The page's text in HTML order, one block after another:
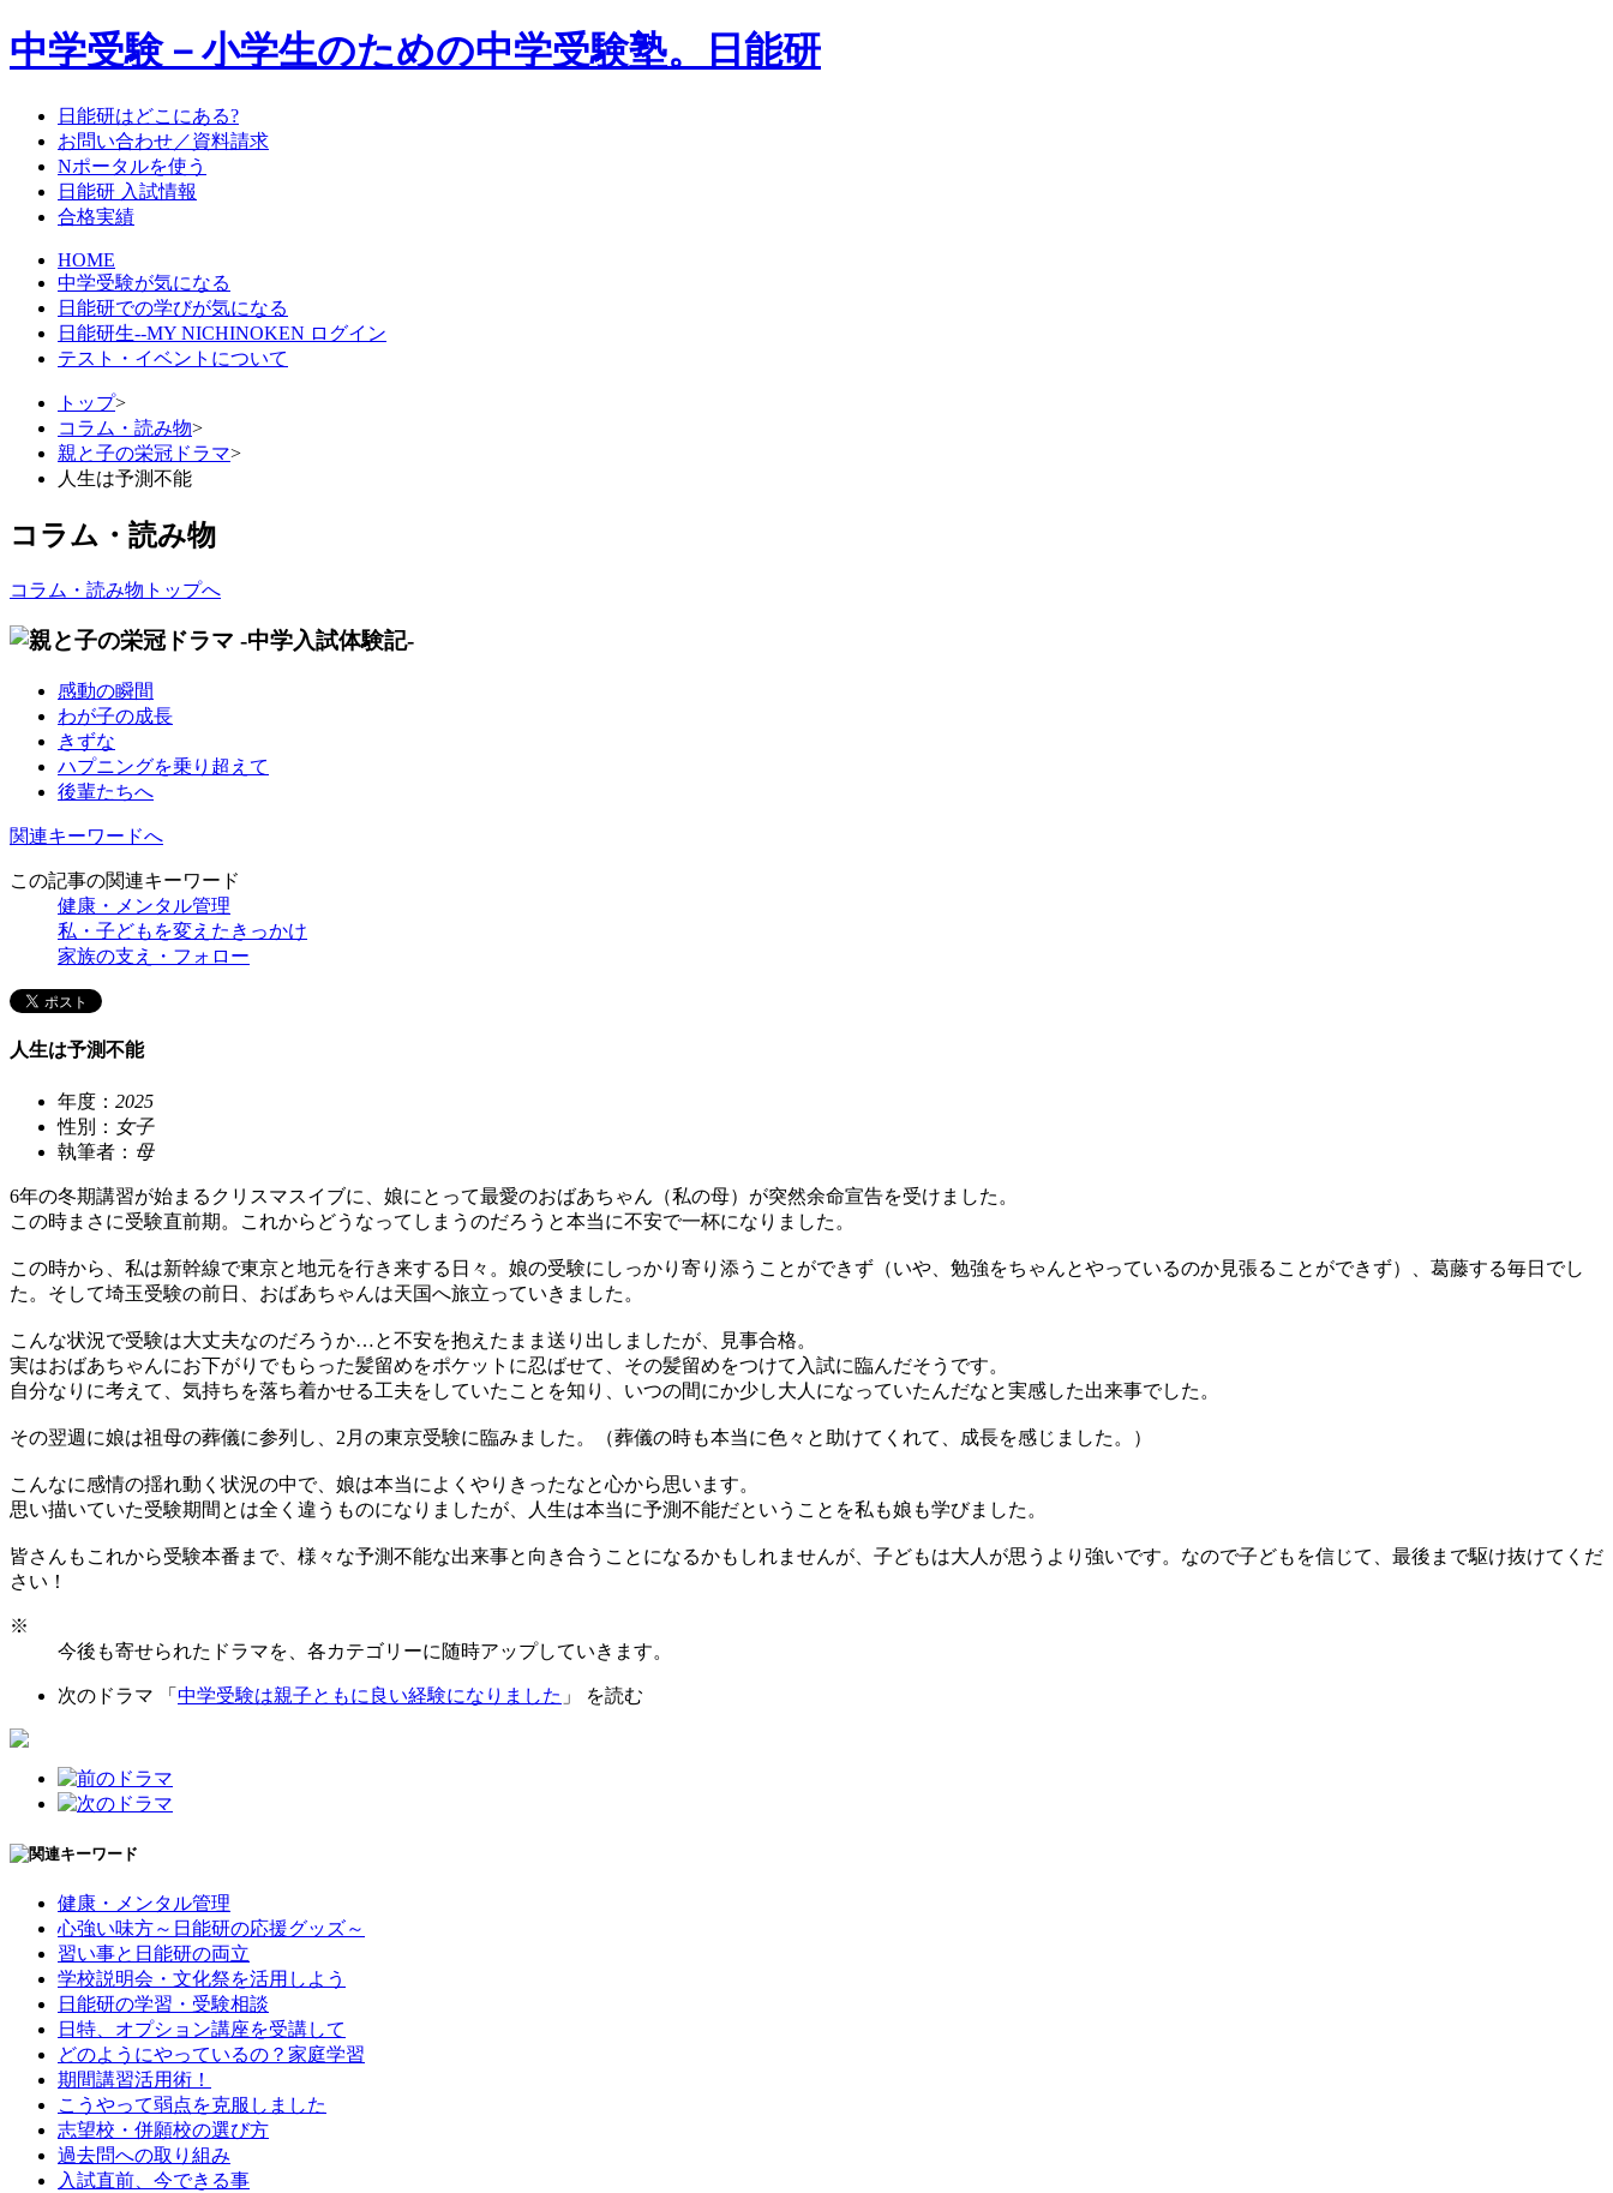
中学受験－小学生のための中学受験塾。日能研
日能研はどこにある?
お問い合わせ／資料請求
Nポータルを使う
日能研 入試情報
合格実績
HOME
中学受験が気になる
日能研での学びが気になる
日能研生--MY NICHINOKEN ログイン
テスト・イベントについて
トップ>
コラム・読み物>
親と子の栄冠ドラマ>
人生は予測不能
コラム・読み物
コラム・読み物トップへ
感動の瞬間
わが子の成長
きずな
ハプニングを乗り超えて
後輩たちへ
関連キーワードへ
この記事の関連キーワード
健康・メンタル管理
私・子どもを変えたきっかけ
家族の支え・フォロー
人生は予測不能
年度： 2025
性別： 女子
執筆者： 母
6年の冬期講習が始まるクリスマスイブに、娘にとって最愛のおばあちゃん（私の母）が突然余命宣告を受けました。
この時まさに受験直前期。これからどうなってしまうのだろうと本当に不安で一杯になりました。
この時から、私は新幹線で東京と地元を行き来する日々。娘の受験にしっかり寄り添うことができず（いや、勉強をちゃんとやっているのか見張ることができず）、葛藤する毎日でし
た。そして埼玉受験の前日、おばあちゃんは天国へ旅立っていきました。
こんな状況で受験は大丈夫なのだろうか…と不安を抱えたまま送り出しましたが、見事合格。
実はおばあちゃんにお下がりでもらった髪留めをポケットに忍ばせて、その髪留めをつけて入試に臨んだそうです。
自分なりに考えて、気持ちを落ち着かせる工夫をしていたことを知り、いつの間にか少し大人になっていたんだなと実感した出来事でした。
その翌週に娘は祖母の葬儀に参列し、2月の東京受験に臨みました。（葬儀の時も本当に色々と助けてくれて、成長を感じました。）
こんなに感情の揺れ動く状況の中で、娘は本当によくやりきったなと心から思います。
思い描いていた受験期間とは全く違うものになりましたが、人生は本当に予測不能だということを私も娘も学びました。
皆さんもこれから受験本番まで、様々な予測不能な出来事と向き合うことになるかもしれませんが、子どもは大人が思うより強いです。なので子どもを信じて、最後まで駆け抜けてくだ
さい！
※
今後も寄せられたドラマを、各カテゴリーに随時アップしていきます。
次のドラマ 「 中学受験は親子ともに良い経験になりました 」 を読む
健康・メンタル管理
心強い味方～日能研の応援グッズ～
習い事と日能研の両立
学校説明会・文化祭を活用しよう
日能研の学習・受験相談
日特、オプション講座を受講して
どのようにやっているの？家庭学習
期間講習活用術！
こうやって弱点を克服しました
志望校・併願校の選び方
過去問への取り組み
入試直前、今できる事